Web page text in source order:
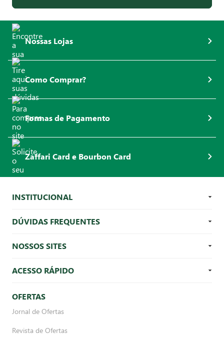
Nossas Lojas
Como Comprar?
Formas de Pagamento
Zaffari Card e Bourbon Card
INSTITUCIONAL
DÚVIDAS FREQUENTES
NOSSOS SITES
ACESSO RÁPIDO
OFERTAS
Jornal de Ofertas
Revista de Ofertas